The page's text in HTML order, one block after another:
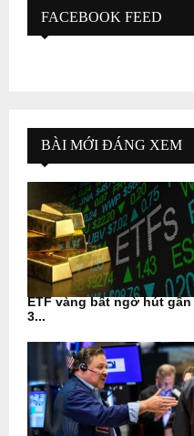
FACEBOOK FEED
BÀI MỚI ĐÁNG XEM
ETF vàng bất ngờ hút gần
3...